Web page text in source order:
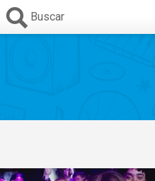
Buscar